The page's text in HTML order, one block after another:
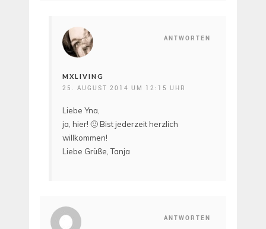
ANTWORTEN
MXLIVING
25. AUGUST 2014 UM 12:15 UHR
Liebe Yna,
ja, hier! 🙂 Bist jederzeit herzlich
willkommen!
Liebe Grüße, Tanja
ANTWORTEN